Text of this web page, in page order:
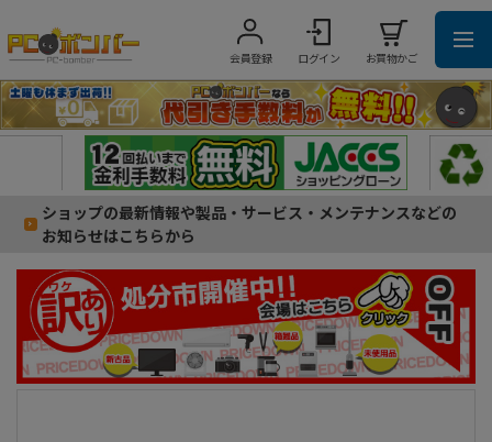
会員登録 ログイン お買物かご
ショップの最新情報や製品・サービス・メンテナンスなどの
お知らせはこちらから